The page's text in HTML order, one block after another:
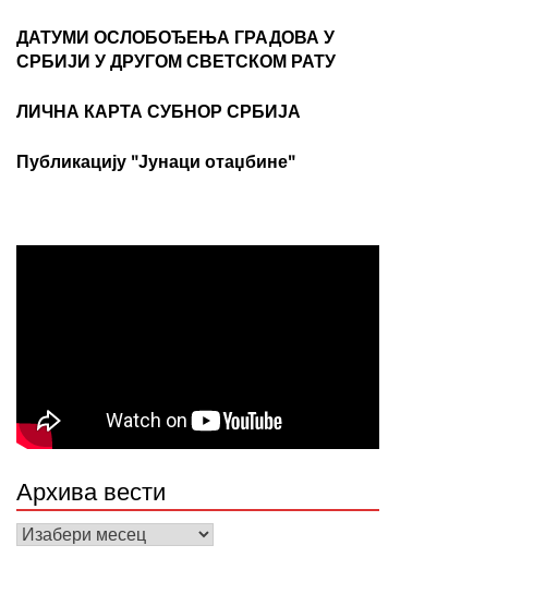
ДАТУМИ ОСЛОБОЂЕЊА ГРАДОВА У
СРБИЈИ У ДРУГОМ СВЕТСКОМ РАТУ
ЛИЧНА КАРТА СУБНОР СРБИЈА
Публикацију "Јунаци отаџбине"
Архива вести
Архива